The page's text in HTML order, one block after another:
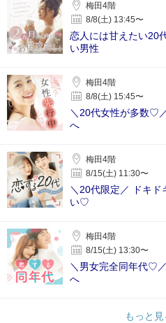
梅田4階
8/8(土) 13:45〜
恋人には甘えたい20
い男性
梅田4階
8/8(土) 15:45〜
＼20代女性が多数♡
へ
梅田4階
8/15(土) 11:30〜
＼20代限定／ ドキド
い♡
梅田4階
8/15(土) 13:30〜
＼男女完全同年代♡
へ
もっと見